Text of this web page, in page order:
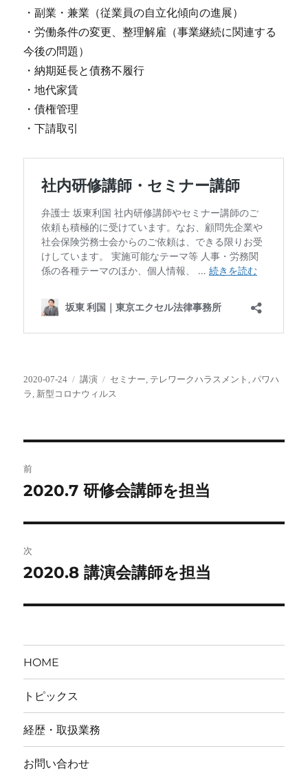
・副業・兼業（従業員の自立化傾向の進展）
・労働条件の変更、整理解雇（事業継続に関連する
今後の問題）
・納期延長と債務不履行
・地代家賃
・債権管理
・下請取引
投
稿
2020-07-24
カ
テ
講演
タ
グ
セミナー, テレワークハラスメント ,パワハ
ラ , 新型コロナウィルス
稿
ビ
ゲ
ー
ョ
ン
前
前
投
稿:
2020.7 研修会講師を担当
次
次
投
2020.8 講演会講師を担当
HOME
トピックス
経歴・取扱業務
お問い合わせ